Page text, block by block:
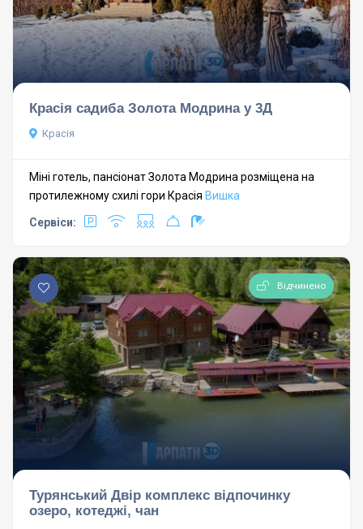
Красія садиба Золота Модрина у 3Д
Красія
Міні готель, пансіонат Золота Модрина розміщена на
протилежному схилі гори Красія Вишка
Сервіси:
Відчинено
Турянський Двір комплекс відпочинку
озеро, котеджі, чан